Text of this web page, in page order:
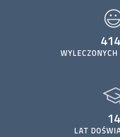
LAT
14